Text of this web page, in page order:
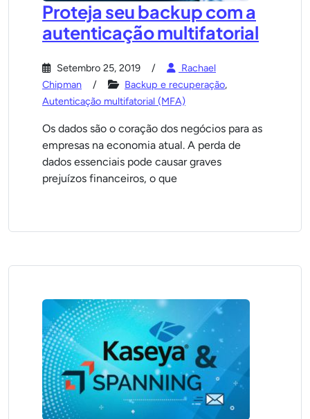
Proteja seu backup com a
autenticação multifatorial
Setembro 25, 2019
Rachael
Chipman
Backup e recuperação,
Autenticação multifatorial (MFA)
Os dados são o coração dos negócios para as
empresas na economia atual. A perda de
dados essenciais pode causar graves
prejuízos financeiros, o que